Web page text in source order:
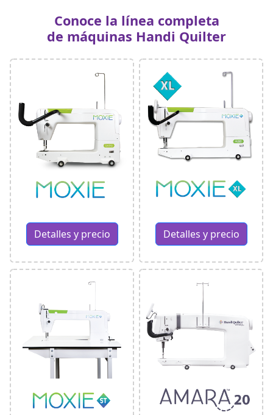
Conoce la línea completa
de máquinas Handi Quilter
Detalles y precio Detalles y precio